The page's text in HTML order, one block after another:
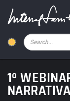
content
Pesquisar
1º